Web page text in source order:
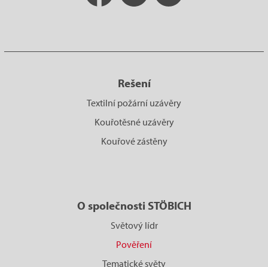
Rešení
Textilní požární uzávěry
Kouřotěsné uzávěry
Kouřové zástěny
O společnosti STÖBICH
Světový lídr
Pověření
Tematické světy